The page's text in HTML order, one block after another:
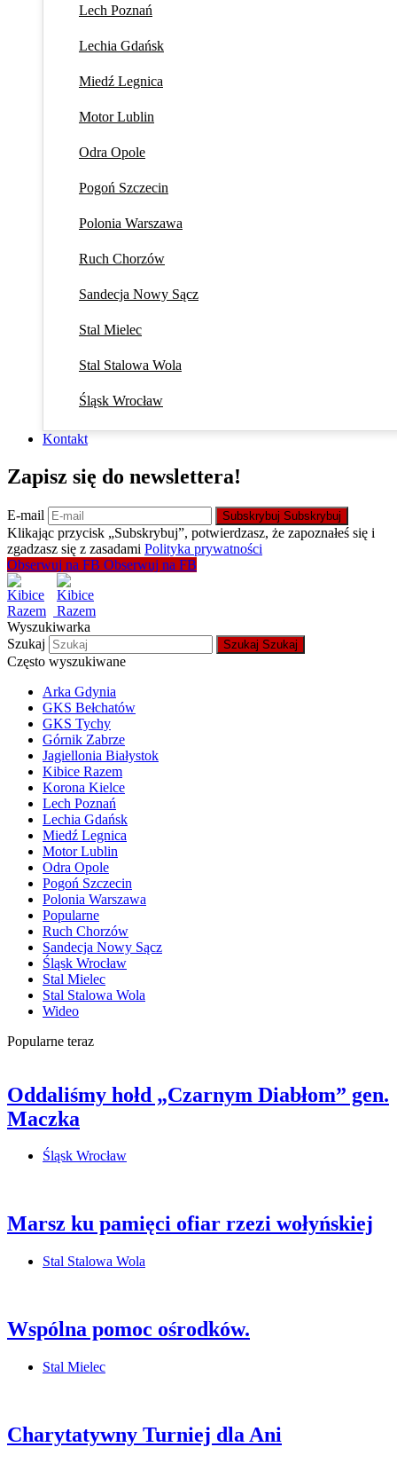
Lech Poznań
Lechia Gdańsk
Miedź Legnica
Motor Lublin
Odra Opole
Pogoń Szczecin
Polonia Warszawa
Ruch Chorzów
Sandecja Nowy Sącz
Stal Mielec
Stal Stalowa Wola
Śląsk Wrocław
Kontakt
Zapisz się do newslettera!
E-mail Subskrybuj Subskrybuj
Klikając przycisk „Subskrybuj”, potwierdzasz, że zapoznałeś się i
zgadzasz się z zasadami Polityka prywatności
Obserwuj na FB Obserwuj na FB
Wyszukiwarka
Szukaj
Szukaj Szukaj
Często wyszukiwane
Arka Gdynia
GKS Bełchatów
GKS Tychy
Górnik Zabrze
Jagiellonia Białystok
Kibice Razem
Korona Kielce
Lech Poznań
Lechia Gdańsk
Miedź Legnica
Motor Lublin
Odra Opole
Pogoń Szczecin
Polonia Warszawa
Popularne
Ruch Chorzów
Sandecja Nowy Sącz
Śląsk Wrocław
Stal Mielec
Stal Stalowa Wola
Wideo
Popularne teraz
Oddaliśmy hołd „Czarnym Diabłom” gen.
Maczka
Śląsk Wrocław
Marsz ku pamięci ofiar rzezi wołyńskiej
Stal Stalowa Wola
Wspólna pomoc ośrodków.
Stal Mielec
Charytatywny Turniej dla Ani